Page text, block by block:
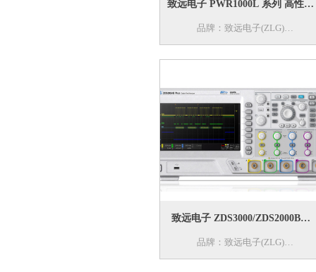
致远电子 PWR1000L 系列 高性能
可编程交流电源
品牌：致远电子(ZLG)
型号：PWR1000L 系列
PWR1000L 采用线性拓扑，具备超
快响应速度与优异的稳定性，输出频
率超过 10kHz，集成丰富的前沿应用
解决方案，为电子产品性能测试与品
质验证提供多种类型的正常或异常供
（OVP/OCP/OPP/OTP 等），可轻松
应对研发、认证、生产检验等阶段的
复杂测试的挑战，适用于消费电子、
致远电子 ZDS3000/ZDS2000B系
列 通用研发型示波器
品牌：致远电子(ZLG)
型号：ZDS3000/ZDS2000B 系列